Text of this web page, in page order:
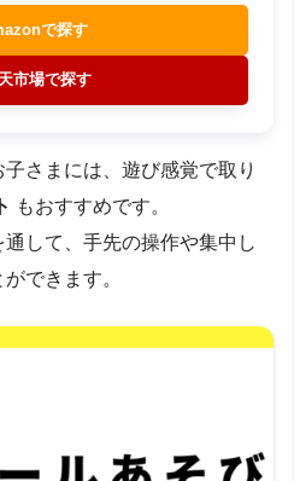
で探す
市場で探す
さまには、遊び感覚で取り
もおすすめです。
して、手先の操作や集中し
できます。